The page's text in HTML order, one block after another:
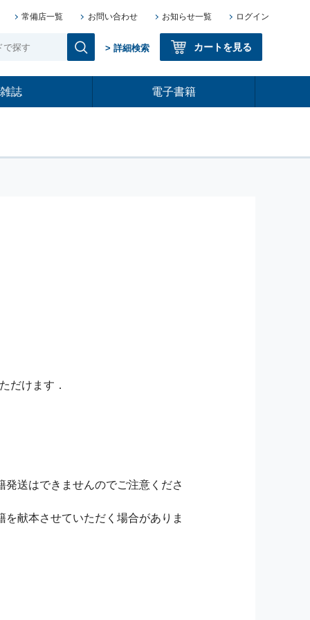
常備店一覧 お問い合わせ お知らせ一覧 ログイン
> 詳細検索 カートを見る
雑誌 電子書籍
だけます．
送はできませんのでご注意くださ
献本させていただく場合がありま